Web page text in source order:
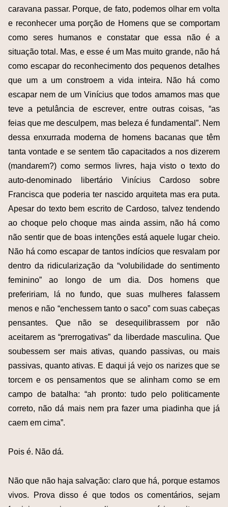
caravana passar. Porque, de fato, podemos olhar em volta
e reconhecer uma porção de Homens que se comportam
como seres humanos e constatar que essa não é a
situação total. Mas, e esse é um Mas muito grande, não há
como escapar do reconhecimento dos pequenos detalhes
que um a um constroem a vida inteira. Não há como
escapar nem de um Vinícius que todos amamos mas que
teve a petulância de escrever, entre outras coisas, “as
feias que me desculpem, mas beleza é fundamental”. Nem
dessa enxurrada moderna de homens bacanas que têm
tanta vontade e se sentem tão capacitados a nos dizerem
(mandarem?) como sermos livres, haja visto o texto do
auto-denominado libertário Vinícius Cardoso sobre
Francisca que poderia ter nascido arquiteta mas era puta.
Apesar do texto bem escrito de Cardoso, talvez tendendo
ao choque pelo choque mas ainda assim, não há como
não sentir que de boas intenções está aquele lugar cheio.
Não há como escapar de tantos indícios que resvalam por
dentro da ridicularização da “volubilidade do sentimento
feminino” ao longo de um dia. Dos homens que
prefeririam, lá no fundo, que suas mulheres falassem
menos e não “enchessem tanto o saco” com suas cabeças
pensantes. Que não se desequilibrassem por não
aceitarem as “prerrogativas” da liberdade masculina. Que
soubessem ser mais ativas, quando passivas, ou mais
passivas, quanto ativas. E daqui já vejo os narizes que se
torcem e os pensamentos que se alinham como se em
campo de batalha: “ah pronto: tudo pelo politicamente
correto, não dá mais nem pra fazer uma piadinha que já
caem em cima”.
Pois é. Não dá.
Não que não haja salvação: claro que há, porque estamos
vivos. Prova disso é que todos os comentários, sejam